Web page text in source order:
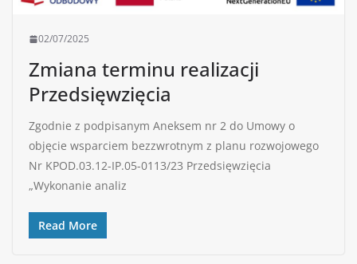
02/07/2025
Zmiana terminu realizacji
Przedsięwzięcia
Zgodnie z podpisanym Aneksem nr 2 do Umowy o
objęcie wsparciem bezzwrotnym z planu rozwojowego
Nr KPOD.03.12-IP.05-0113/23 Przedsięwzięcia
„Wykonanie analiz
Read More